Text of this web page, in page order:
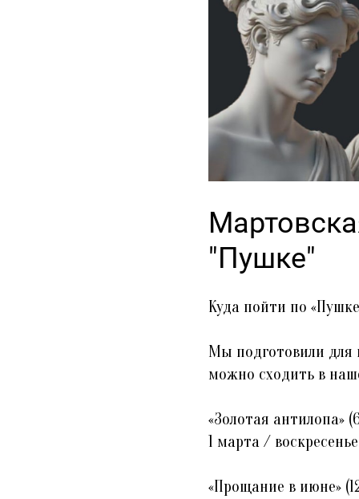
"Пушке"
Куда пойти по
Мы подготовили для
можно сходить в
«Золотая
1 марта /
«Прощание в июне»